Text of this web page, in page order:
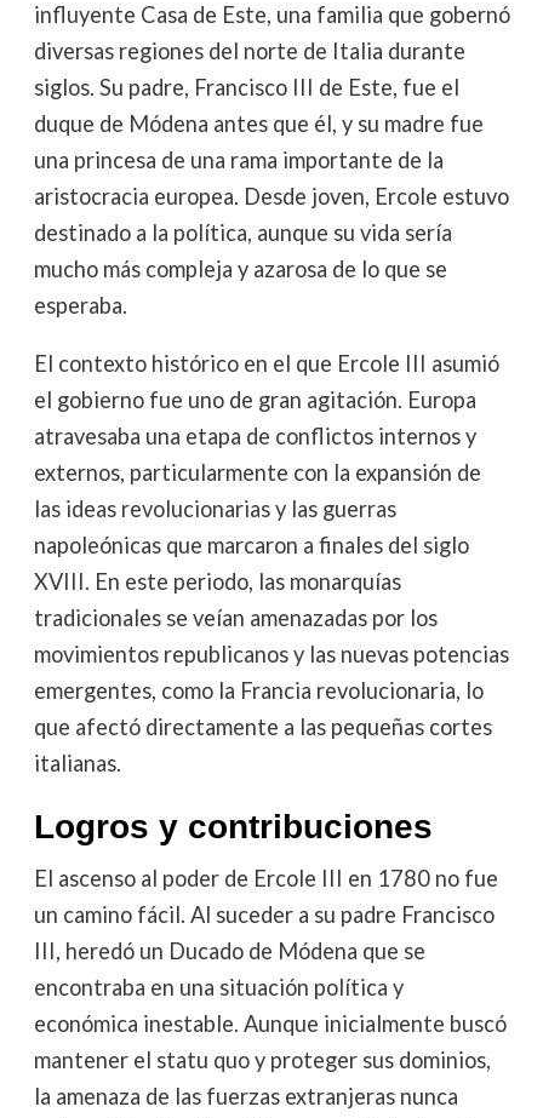
influyente Casa de Este, una familia que gobernó
diversas regiones del norte de Italia durante
siglos. Su padre, Francisco III de Este, fue el
duque de Módena antes que él, y su madre fue
una princesa de una rama importante de la
aristocracia europea. Desde joven, Ercole estuvo
destinado a la política, aunque su vida sería
mucho más compleja y azarosa de lo que se
esperaba.
El contexto histórico en el que Ercole III asumió
el gobierno fue uno de gran agitación. Europa
atravesaba una etapa de conflictos internos y
externos, particularmente con la expansión de
las ideas revolucionarias y las guerras
napoleónicas que marcaron a finales del siglo
XVIII. En este periodo, las monarquías
tradicionales se veían amenazadas por los
movimientos republicanos y las nuevas potencias
emergentes, como la Francia revolucionaria, lo
que afectó directamente a las pequeñas cortes
italianas.
Logros y contribuciones
El ascenso al poder de Ercole III en 1780 no fue
un camino fácil. Al suceder a su padre Francisco
III, heredó un Ducado de Módena que se
encontraba en una situación política y
económica inestable. Aunque inicialmente buscó
mantener el statu quo y proteger sus dominios,
la amenaza de las fuerzas extranjeras nunca